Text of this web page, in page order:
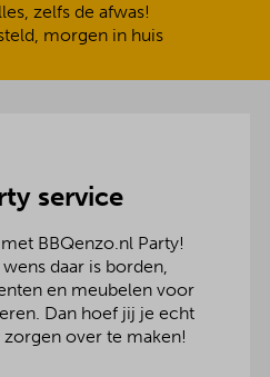
zelfs de afwas!
morgen in huis
service
BBQenzo.nl Party!
daar is borden,
en meubelen voor
Dan hoef jij je echt
over te maken!